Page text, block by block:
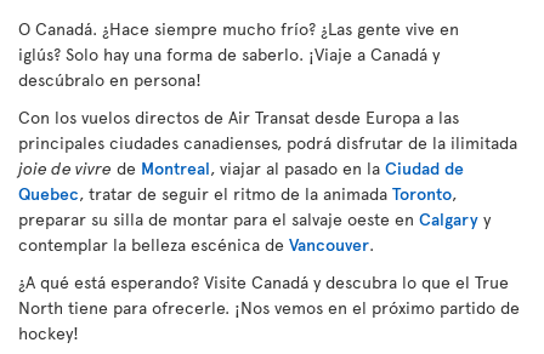
O Canadá. ¿Hace siempre mucho frío? ¿Las gente vive en
iglús? Solo hay una forma de saberlo. ¡Viaje a Canadá y
descúbralo en persona!
Con los vuelos directos de Air Transat desde Europa a las
principales ciudades canadienses, podrá disfrutar de la ilimitada
joie de vivre de Montreal, viajar al pasado en la Ciudad de
Quebec, tratar de seguir el ritmo de la animada Toronto,
preparar su silla de montar para el salvaje oeste en Calgary y
contemplar la belleza escénica de Vancouver.
¿A qué está esperando? Visite Canadá y descubra lo que el True
North tiene para ofrecerle. ¡Nos vemos en el próximo partido de
hockey!